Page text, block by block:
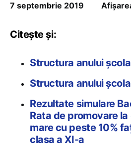
7 septembrie 2019
Citește și:
Structura anului
Structura anului
Rezultate simulare
Rata de promovare
mare cu peste 10%
clasa a XI-a